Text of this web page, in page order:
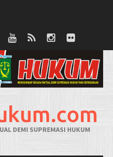
DEMI SUPREMASI HUKUM